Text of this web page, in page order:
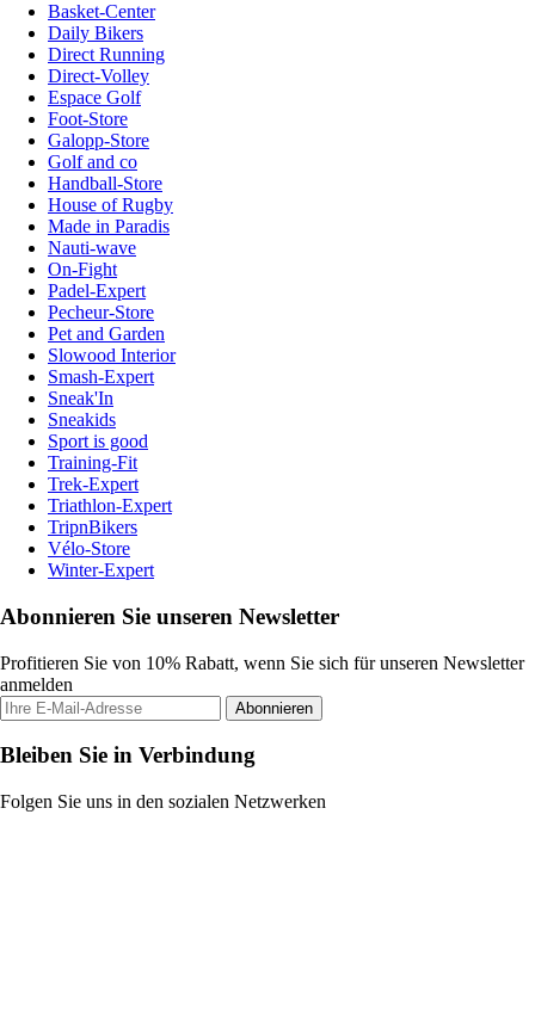
Basket-Center
Daily Bikers
Direct Running
Direct-Volley
Espace Golf
Foot-Store
Galopp-Store
Golf and co
Handball-Store
House of Rugby
Made in Paradis
Nauti-wave
On-Fight
Padel-Expert
Pecheur-Store
Pet and Garden
Slowood Interior
Smash-Expert
Sneak'In
Sneakids
Sport is good
Training-Fit
Trek-Expert
Triathlon-Expert
TripnBikers
Vélo-Store
Winter-Expert
Abonnieren Sie unseren Newsletter
Profitieren Sie von 10% Rabatt, wenn Sie sich für unseren Newsletter
anmelden
Abonnieren
Bleiben Sie in Verbindung
Folgen Sie uns in den sozialen Netzwerken